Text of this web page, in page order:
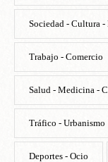
Sociedad - Cultura
Trabajo - Comercio
Salud - Medicina -
Tráfico - Urbanismo
Deportes - Ocio